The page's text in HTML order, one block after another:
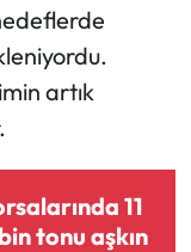
artık
11
tonu aşkın